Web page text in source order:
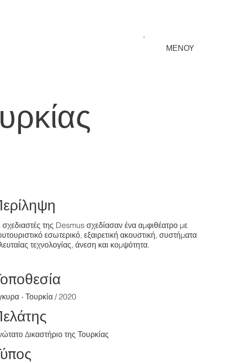
ΜΕΝΟΥ
σχεδιαστές της Desmus σχεδίασαν ένα αμφιθέατρο με
εσωτερικό, εξαιρετική ακουστική, συστήματα
τεχνολογίας, άνεση και κομψότητα.
- Τουρκία / 2020
Δικαστήριο της Τουρκίας